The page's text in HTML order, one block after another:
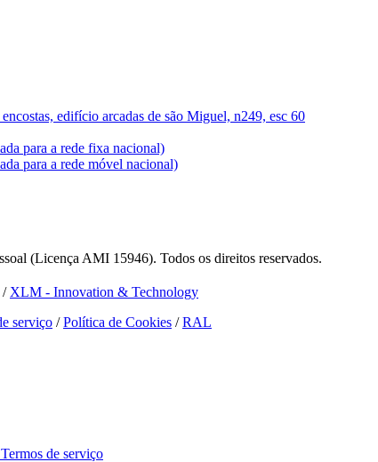
edifício arcadas de são Miguel, n249, esc 60
para a rede fixa nacional)
para a rede móvel nacional)
(Licença AMI 15946). Todos os direitos reservados.
/ XLM - Innovation & Technology
serviço /Política de Cookies /RAL
de serviço